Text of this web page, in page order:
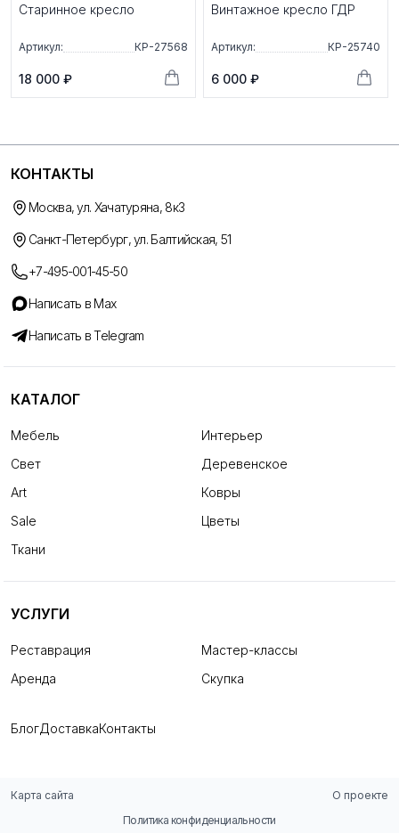
Старинное кресло
Артикул: КР-27568
18 000 ₽
Винтажное кресло ГДР
Артикул: КР-25740
6 000 ₽
КОНТАКТЫ
Москва, ул. Хачатуряна, 8к3
Санкт-Петербург, ул. Балтийская, 51
+7-495-001-45-50
Написать в Max
Написать в Telegram
КАТАЛОГ
Мебель
Интерьер
Свет
Деревенское
Art
Ковры
Sale
Цветы
Ткани
УСЛУГИ
Реставрация
Мастер-классы
Аренда
Скупка
БлогДоставкаКонтакты
Карта сайта
О проекте
Политика конфиденциальности